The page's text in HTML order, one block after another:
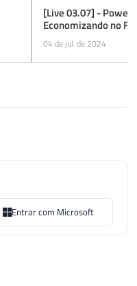
[Live 03.07] - Power
Economizando no
04 de jul. de 2024
Entrar com Microsoft